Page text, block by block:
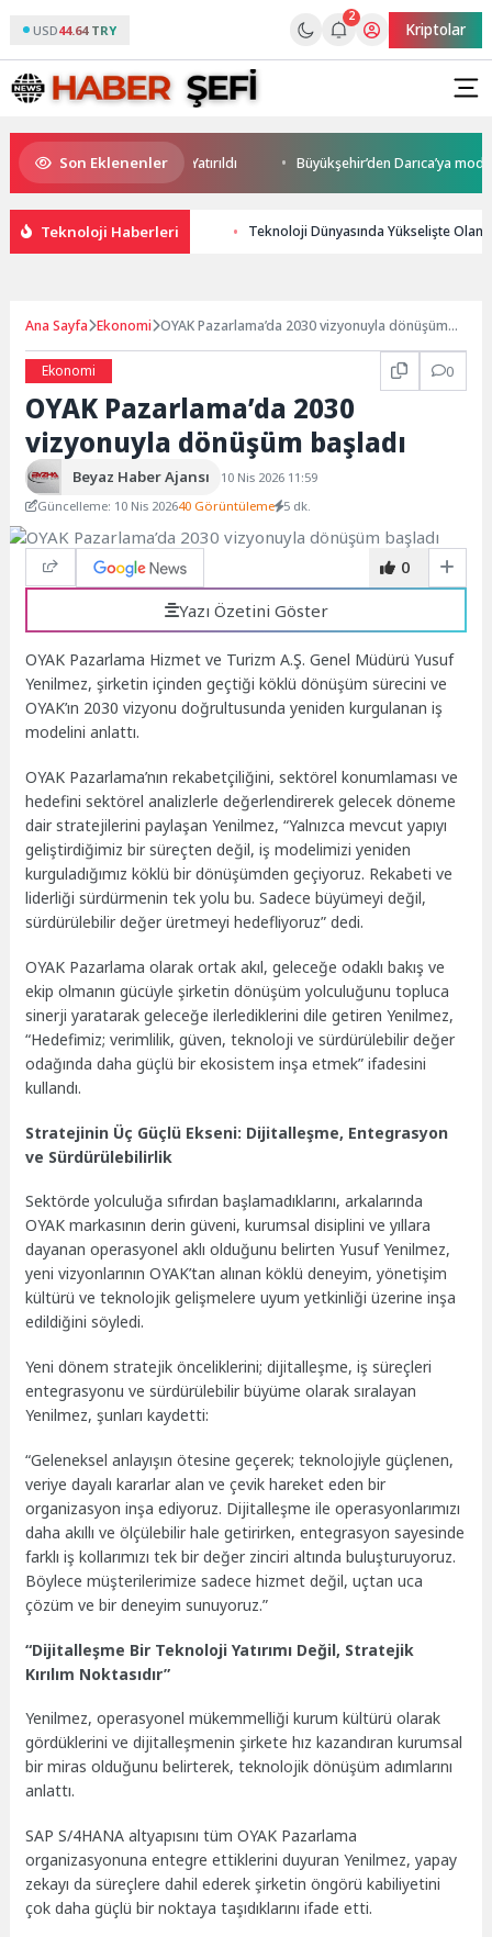
USD44.64 TRY
2
Kriptolar
Son Eklenenler
Potansiyeli Masaya Yatırıldı Büyükşehir’den Darıca’ya modern
Teknoloji Haberleri Teknoloji Dünyasında Yükselişte
Ana Sayfa Ekonomi OYAK Pazarlama’da 2030 vizyonuyla dönüşüm
Ekonomi
0
OYAK Pazarlama’da 2030
vizyonuyla dönüşüm başladı
Beyaz Haber Ajansı
10 Nis 2026 11:59
Güncelleme: 10 Nis 202640 Görüntüleme 5 dk.
0
Yazı Özetini Göster
OYAK Pazarlama Hizmet ve Turizm A.Ş. Genel Müdürü Yusuf
Yenilmez, şirketin içinden geçtiği köklü dönüşüm sürecini ve
OYAK’ın 2030 vizyonu doğrultusunda yeniden kurgulanan iş
modelini anlattı.
OYAK Pazarlama’nın rekabetçiliğini, sektörel konumlaması ve
hedefini sektörel analizlerle değerlendirerek gelecek döneme
dair stratejilerini paylaşan Yenilmez, “Yalnızca mevcut yapıyı
geliştirdiğimiz bir süreçten değil, iş modelimizi yeniden
kurguladığımız köklü bir dönüşümden geçiyoruz. Rekabeti ve
liderliği sürdürmenin tek yolu bu. Sadece büyümeyi değil,
sürdürülebilir değer üretmeyi hedefliyoruz” dedi.
OYAK Pazarlama olarak ortak akıl, geleceğe odaklı bakış ve
ekip olmanın gücüyle şirketin dönüşüm yolculuğunu topluca
sinerji yaratarak geleceğe ilerlediklerini dile getiren Yenilmez,
“Hedefimiz; verimlilik, güven, teknoloji ve sürdürülebilir değer
odağında daha güçlü bir ekosistem inşa etmek” ifadesini
kullandı.
Stratejinin Üç Güçlü Ekseni: Dijitalleşme, Entegrasyon
ve Sürdürülebilirlik
Sektörde yolculuğa sıfırdan başlamadıklarını, arkalarında
OYAK markasının derin güveni, kurumsal disiplini ve yıllara
dayanan operasyonel aklı olduğunu belirten Yusuf Yenilmez,
yeni vizyonlarının OYAK’tan alınan köklü deneyim, yönetişim
kültürü ve teknolojik gelişmelere uyum yetkinliği üzerine inşa
edildiğini söyledi.
Yeni dönem stratejik önceliklerini; dijitalleşme, iş süreçleri
entegrasyonu ve sürdürülebilir büyüme olarak sıralayan
Yenilmez, şunları kaydetti:
“Geleneksel anlayışın ötesine geçerek; teknolojiyle güçlenen,
veriye dayalı kararlar alan ve çevik hareket eden bir
organizasyon inşa ediyoruz. Dijitalleşme ile operasyonlarımızı
daha akıllı ve ölçülebilir hale getirirken, entegrasyon sayesinde
farklı iş kollarımızı tek bir değer zinciri altında buluşturuyoruz.
Böylece müşterilerimize sadece hizmet değil, uçtan uca
çözüm ve bir deneyim sunuyoruz.”
“Dijitalleşme Bir Teknoloji Yatırımı Değil, Stratejik
Kırılım Noktasıdır”
Yenilmez, operasyonel mükemmelliği kurum kültürü olarak
gördüklerini ve dijitalleşmenin şirkete hız kazandıran kurumsal
bir miras olduğunu belirterek, teknolojik dönüşüm adımlarını
anlattı.
SAP S/4HANA altyapısını tüm OYAK Pazarlama
organizasyonuna entegre ettiklerini duyuran Yenilmez, yapay
zekayı da süreçlere dahil ederek şirketin öngörü kabiliyetini
çok daha güçlü bir noktaya taşıdıklarını ifade etti.